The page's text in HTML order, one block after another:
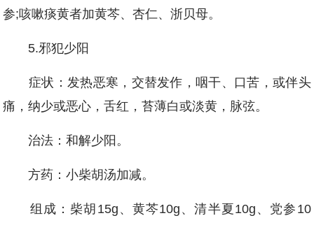
参;咳嗽痰黄者加黄芩、杏仁、浙贝母。
5.邪犯少阳
症状：发热恶寒，交替发作，咽干、口苦，或伴头
痛，纳少或恶心，舌红，苔薄白或淡黄，脉弦。
治法：和解少阳。
方药：小柴胡汤加减。
组成：柴胡15g、黄芩10g、清半夏10g、党参10